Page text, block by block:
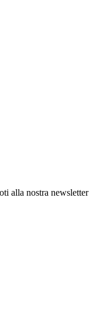
alla nostra newsletter